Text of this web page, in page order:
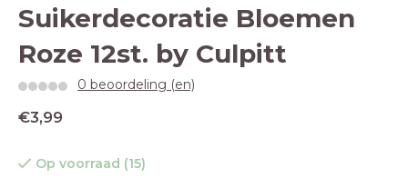
Suikerdecoratie Bloemen
Roze 12st. by Culpitt
0 beoordeling (en)
€3,99
Op voorraad (15)